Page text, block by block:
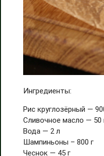
Ингредиенты:
Рис круглозёрный —
Сливочное масло — 50
Вода — 2 л
Шампиньоны – 800 г
Чеснок — 45 г